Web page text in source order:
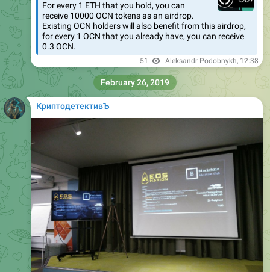
For every 1 ETH that you hold, you can
receive 10000 OCN tokens as an airdrop.
Existing OCN holders will also benefit from this airdrop,
for every 1 OCN that you already have, you can receive
0.3 OCN.
51 Aleksandr Podobnykh, 12:38
КриптодетективЪ
February 26, 2019